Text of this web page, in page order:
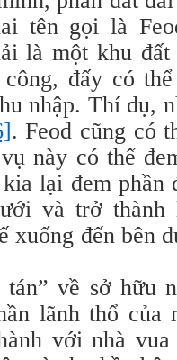
tên gọi là
là một khu
đấy có
nhập. Thí dụ,
. Feod cũng có
này có thể
lại đem phần
và trở thành
xuống đến bên
về sở hữu
lãnh thổ
với nhà